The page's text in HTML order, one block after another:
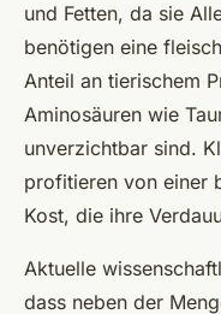
und Fetten, da sie
benötigen eine
Anteil an tierischem
Aminosäuren wie
unverzichtbar sind.
profitieren von einer
Kost, die ihre
Aktuelle
dass neben der